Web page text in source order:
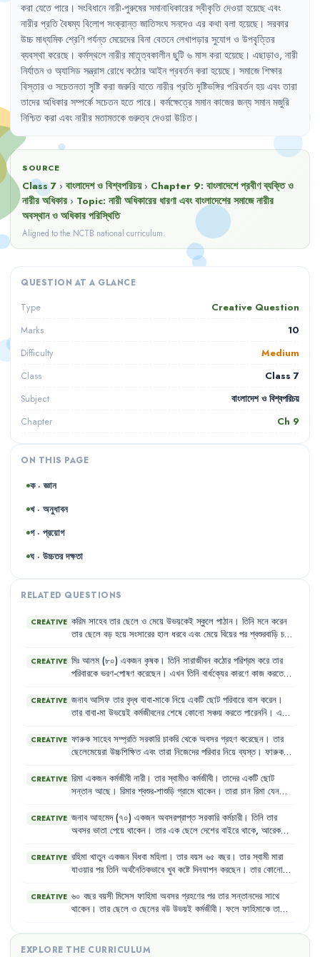
করা যেতে পারে । সংবিধানে নারী-পুরুষের সমানাধিকারের স্বীকৃতি দেওয়া হয়েছে এবং
নারীর প্রতি বৈষম্য বিলোপ সংক্রান্ত জাতিসংঘ সনদেও এর কথা বলা হয়েছে । সরকার
উচ্চ মাধ্যমিক শ্রেণি পর্যন্ত মেয়েদের বিনা বেতনে লেখাপড়ার সুযোগ ও উপবৃত্তির
ব্যবস্থা করেছে । কর্মস্থলে নারীর মাতৃত্বকালীন ছুটি ৬ মাস করা হয়েছে । এছাড়াও, নারী
নির্যাতন ও অ্যাসিড সন্ত্রাস রোধে কঠোর আইন প্রবর্তন করা হয়েছে । সমাজে শিক্ষার
বিস্তার ও সচেতনতা সৃষ্টি করা জরুরি যাতে নারীর প্রতি দৃষ্টিভঙ্গির পরিবর্তন হয় এবং তারা
তাদের অধিকার সম্পর্কে সচেতন হতে পারে । কর্মক্ষেত্রে সমান কাজের জন্য সমান মজুরি
নিশ্চিত করা এবং নারীর মতামতকে গুরুত্ব দেওয়া উচিত।
SOURCE
Class 7 › বাংলাদেশ ও বিশ্বপরিচয় › Chapter 9: বাংলাদেশে প্রবীণ ব্যক্তি ও
নারীর অধিকার › Topic: নারী অধিকারের ধারণা এবং বাংলাদেশের সমাজে নারীর
অবস্থান ও অধিকার পরিস্থিতি
Aligned to the NCTB national curriculum.
QUESTION AT A GLANCE
Type Creative Question
Marks 10
Difficulty Medium
Class Class 7
Subject বাংলাদেশ ও বিশ্বপরিচয়
Chapter Ch 9
ON THIS PAGE
ক · জ্ঞান
খ · অনুধাবন
গ · প্রয়োগ
ঘ · উচ্চতর দক্ষতা
RELATED QUESTIONS
CREATIVE করিম সাহেব তার ছেলে ও মেয়ে উভয়কেই স্কুলে পাঠান । তিনি মনে করেন
তার ছেলে বড় হয়ে সংসারের হাল ধরবে এবং মেয়ে বিয়ের পর শ্বশুরবাড়ি চলে
উচ্চশিক্ষার সুযোগ দিতে রাজি নন ।
CREATIVE মিঃ আলম (৮০) একজন কৃষক। তিনি সারাজীবন কঠোর পরিশ্রম করে তার
পরিবারকে ভরণ-পোষণ করেছেন । এখন তিনি বার্ধক্যের কারণে কাজ করতে
করতে প্রস্তুত নয় এবং তিনি প্রায়শই অনাহারে থাকেন।
CREATIVE জনাব আসিফ তার বৃদ্ধ বাবা-মাকে নিয়ে একটি ছোট পরিবারে বাস করেন ।
তার বাবা-মা উভয়েই কর্মজীবনের শেষে কোনো সঞ্চয় করতে পারেননি । এখন
দুজনেই কর্মজীবী এবং তাদের পক্ষে বাবা-মায়ের সব চাহিদা পূরণ করা কঠিন
হয়ে পড়ছে।
CREATIVE ফারুক সাহেব সম্প্রতি সরকারি চাকরি থেকে অবসর গ্রহণ করেছেন । তার
ছেলেমেয়েরা উচ্চশিক্ষিত এবং তারা নিজেদের পরিবার নিয়ে ব্যস্ত। ফারুক
করার সুযোগ পান না। তার স্ত্রী অসুস্থ হওয়ায় তিনি নিজেও শারীরিক
জটিলতায় ভুগছেন কিন্তু প্রয়োজনীয় চিকিৎসার সুযোগ পাচ্ছেন না।
CREATIVE রিমা একজন কর্মজীবী নারী। তার স্বামীও কর্মজীবী। তাদের একটি ছোট
সন্তান আছে । রিমার শ্বশুর-শাশুড়ি গ্রামে থাকেন । তারা চান রিমা যেন
স্বাধীনতা এবং কর্মজীবনের অধিকারকে গুরুত্ব দেয়।
CREATIVE জনাব আহমেদ (৭০) একজন অবসরপ্রাপ্ত সরকারি কর্মচারী। তিনি তার
অবসর ভাতা পেয়ে থাকেন । তার এক ছেলে দেশের বাইরে থাকে, আরেক
এবং তার দেখাশোনা করার কেউ নেই।
CREATIVE রহিমা খাতুন একজন বিধবা মহিলা । তার বয়স ৬৫ বছর । তার স্বামী মারা
যাওয়ার পর তিনি অর্থনৈতিকভাবে খুব কষ্টে দিনযাপন করছেন । তার কোনো
কিন্তু এখন বার্ধক্যের কারণে শারীরিক শক্তি কমে যাওয়ায় কোনো কাজ
করতে পারেন না। তিনি প্রায়ই অসুস্থ থাকেন এবং প্রয়োজনীয় ঔষধ কেনার
CREATIVE ৬০ বছর বয়সী মিসেস ফাহিমা অবসর গ্রহণের পর তার সন্তানদের সাথে
থাকেন । তার ছেলে ও ছেলের বউ উভয়ই কর্মজীবী। ফলে ফাহিমাকে তাদের
হয়। এই বয়সে এসব কাজ করা তার পক্ষে কঠিন হয়ে পড়েছে এবং তিনি
প্রায়শই অসুস্থ থাকেন, কিন্তু
EXPLORE THE CURRICULUM